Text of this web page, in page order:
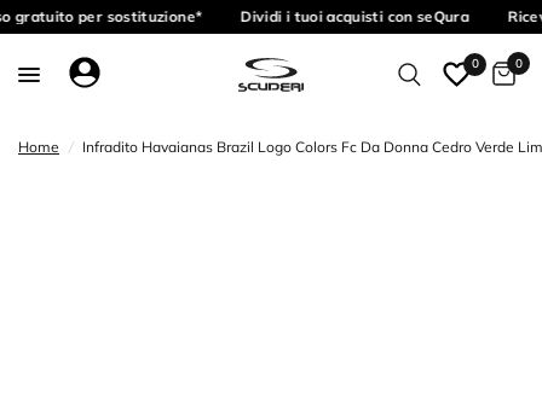
gratuito per sostituzione* Dividi i tuoi acquisti con seQura
0 0
Home / Infradito Havaianas Brazil Logo Colors Fc Da Donna Cedro Verde